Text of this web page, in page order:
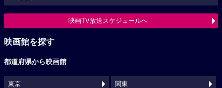
映画TV放送スケジュールへ
映画館を探す
都道府県から映画館
東京 関東